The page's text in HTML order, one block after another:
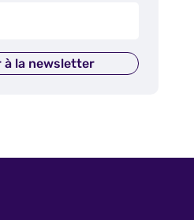
à la newsletter